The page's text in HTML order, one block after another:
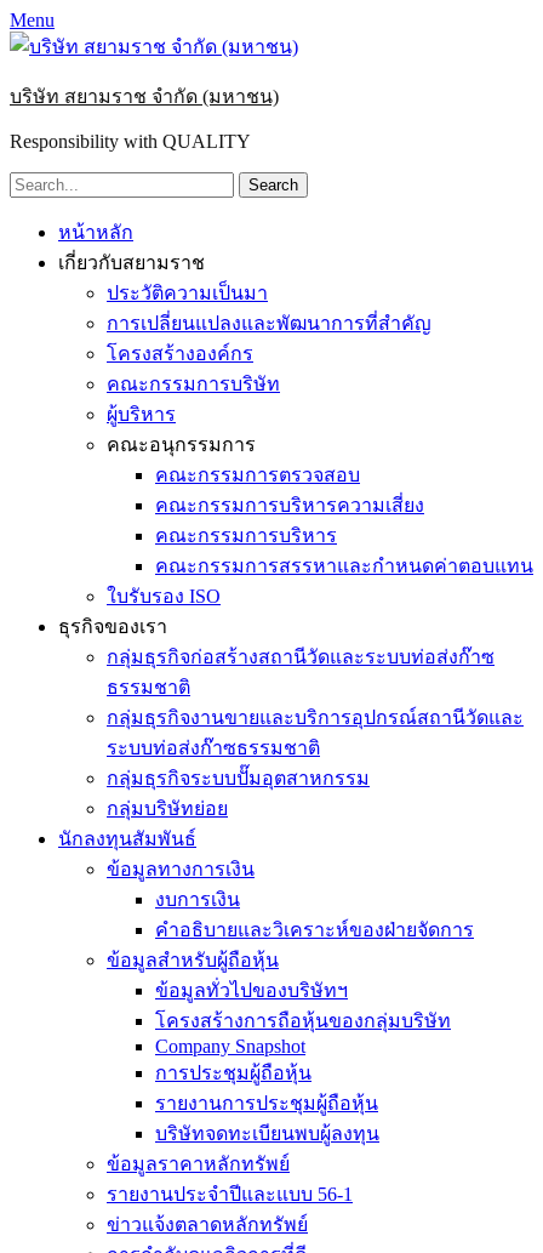
Menu
บริษัท สยามราช จำกัด (มหาชน)
Responsibility with QUALITY
Search
for:
Primary
Menu
Skip
content
หน้าหลัก
เกี่ยวกับสยามราช
ประวัติความเป็นมา
การเปลี่ยนแปลงและพัฒนาการที่สำคัญ
โครงสร้างองค์กร
คณะกรรมการบริษัท
ผู้บริหาร
คณะอนุกรรมการ
คณะกรรมการตรวจสอบ
คณะกรรมการบริหารความเสี่ยง
คณะกรรมการบริหาร
คณะกรรมการสรรหาและกำหนดค่าตอบแทน
ใบรับรอง ISO
ธุรกิจของเรา
กลุ่มธุรกิจก่อสร้างสถานีวัดและระบบท่อส่งก๊าซ
ธรรมชาติ
กลุ่มธุรกิจงานขายและบริการอุปกรณ์สถานีวัดและ
ระบบท่อส่งก๊าซธรรมชาติ
กลุ่มธุรกิจระบบปั๊มอุตสาหกรรม
กลุ่มบริษัทย่อย
นักลงทุนสัมพันธ์
ข้อมูลทางการเงิน
งบการเงิน
คำอธิบายและวิเคราะห์ของฝ่ายจัดการ
ข้อมูลสำหรับผู้ถือหุ้น
ข้อมูลทั่วไปของบริษัทฯ
โครงสร้างการถือหุ้นของกลุ่มบริษัท
Company Snapshot
การประชุมผู้ถือหุ้น
รายงานการประชุมผู้ถือหุ้น
บริษัทจดทะเบียนพบผู้ลงทุน
ข้อมูลราคาหลักทรัพย์
รายงานประจำปีและแบบ 56-1
ข่าวแจ้งตลาดหลักทรัพย์